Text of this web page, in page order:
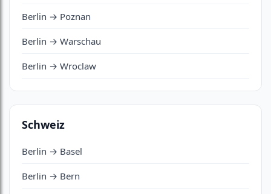
Berlin → Poznan
Berlin → Warschau
Berlin → Wroclaw
Schweiz
Berlin → Basel
Berlin → Bern